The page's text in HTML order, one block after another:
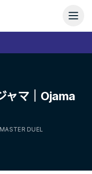
ャマ｜Ojama
DUEL